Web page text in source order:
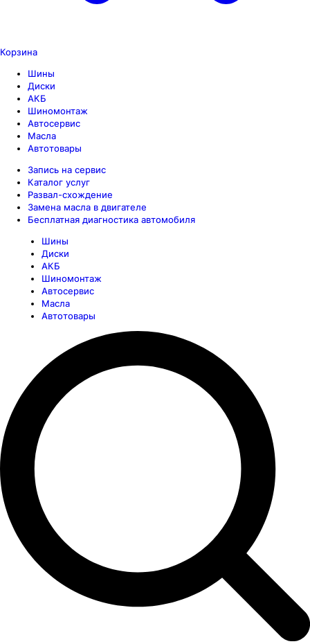
Корзина
Шины
Диски
АКБ
Шиномонтаж
Автосервис
Масла
Автотовары
Запись на сервис
Каталог услуг
Развал-схождение
Замена масла в двигателе
Бесплатная диагностика автомобиля
Шины
Диски
АКБ
Шиномонтаж
Автосервис
Масла
Автотовары